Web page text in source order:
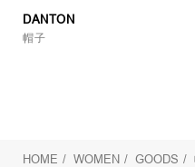
DANTON
帽子
HOME / WOMEN / GOODS /